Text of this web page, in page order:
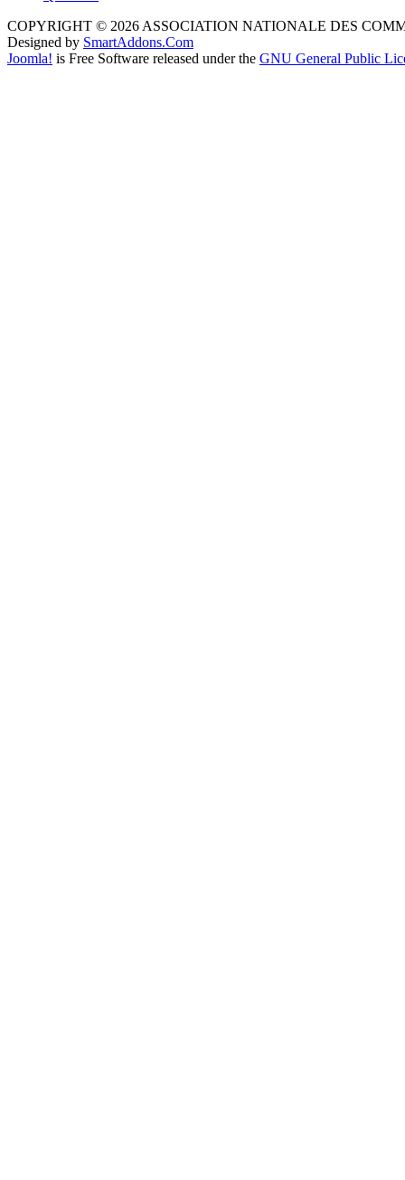
COPYRIGHT © 2026 ASSOCIATION NATIONALE DES
Designed by SmartAddons.Com
Joomla! is Free Software released under the GNU General Public